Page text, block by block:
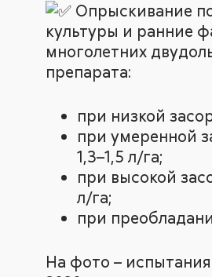
Опрыскивание
культуры и ранние
многолетних
препарата:
при низкой
при умеренной
1,3–1,5 л/га;
при высокой
л/га;
при
На фото –